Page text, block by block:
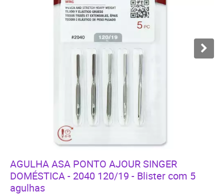
AGULHA ASA PONTO AJOUR SINGER
DOMÉSTICA - 2040 120/19 - Blister com 5
agulhas